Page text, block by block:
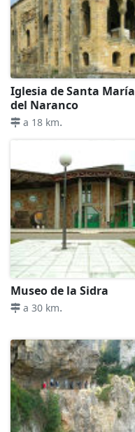
Iglesia de Santa María
del Naranco
a 18 km.
Museo de la Sidra
a 30 km.